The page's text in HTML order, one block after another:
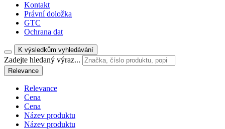
Kontakt
Právní doložka
GTC
Ochrana dat
K výsledkům vyhledávání
Zadejte hledaný výraz...
Relevance
Relevance
Cena
Cena
Název produktu
Název produktu